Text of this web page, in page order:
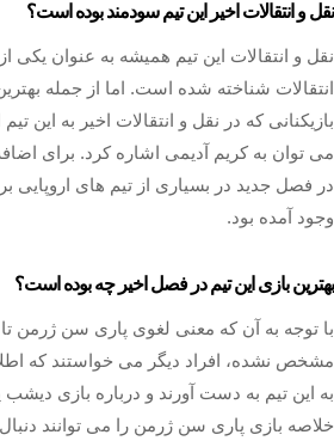
نقل و انتقالات اخیر این تیم سودمند بوده است؟
نقل و انتقالات این تیم همیشه به عنوان یکی
انتقالات شناخته شده است. اما از جمله
بازیکنانی که در نقل و انتقالات اخیر به این
می‌ توان به کریم آدیمی اشاره کرد. برای
در فصل جدید در بسیاری از تیم‌ های اروپایی
وجود آمده بود.
بهترین بازی این تیم در فصل اخیر چه بوده است؟
با توجه به آن که معنی لغوی پاری سن ژرمن
مشخص نشده، افراد دیگر می خواستند که
به این تیم به دست آورند و درباره بازی
خلاصه بازی پاری سن ژرمن را می توانند دنبال